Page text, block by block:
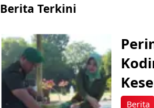
Berita Terkini
Berita